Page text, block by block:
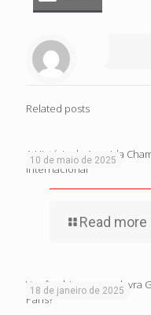
Related posts
10 de maio de 2025
A História da Avenida
Internacional
Read more
18 de janeiro de 2025
Você sabia que a palavra
Paris?